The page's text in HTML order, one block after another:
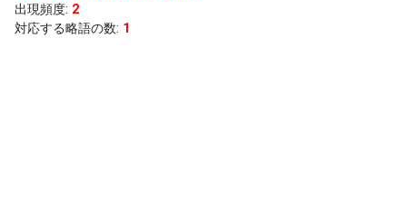
出現頻度: 2
対応する略語の数: 1